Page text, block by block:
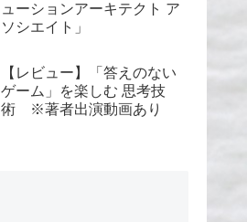
ューションアーキテクト ア
ソシエイト」
【レビュー】「答えのない
ゲーム」を楽しむ 思考技
術 ※著者出演動画あり